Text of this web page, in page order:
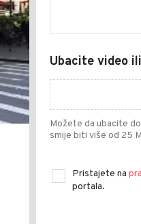
Ubacite video
Možete da ubacite
smije biti više od 25
Pristajete na
portala.